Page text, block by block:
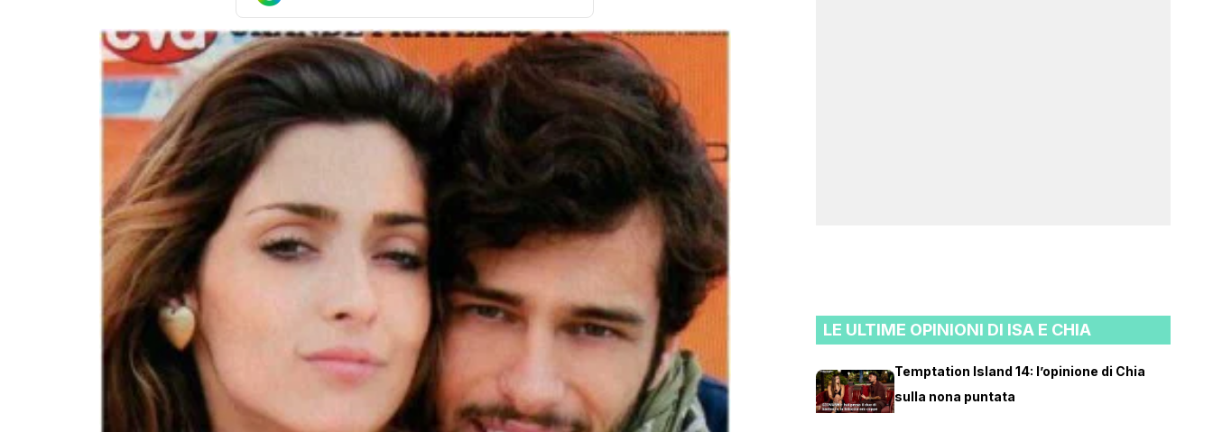
LE ULTIME OPINIONI DI ISA E CHIA
Temptation Island 14: l’opinione di Chia
sulla nona puntata